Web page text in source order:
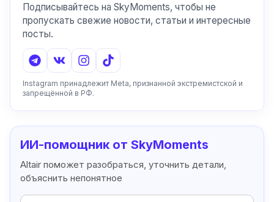
Подписывайтесь на SkyMoments, чтобы не
пропускать свежие новости, статьи и интересные
посты.
Instagram принадлежит Meta, признанной экстремистской и
запрещённой в РФ.
ИИ-помощник от SkyMoments
Altair поможет разобраться, уточнить детали,
объяснить непонятное